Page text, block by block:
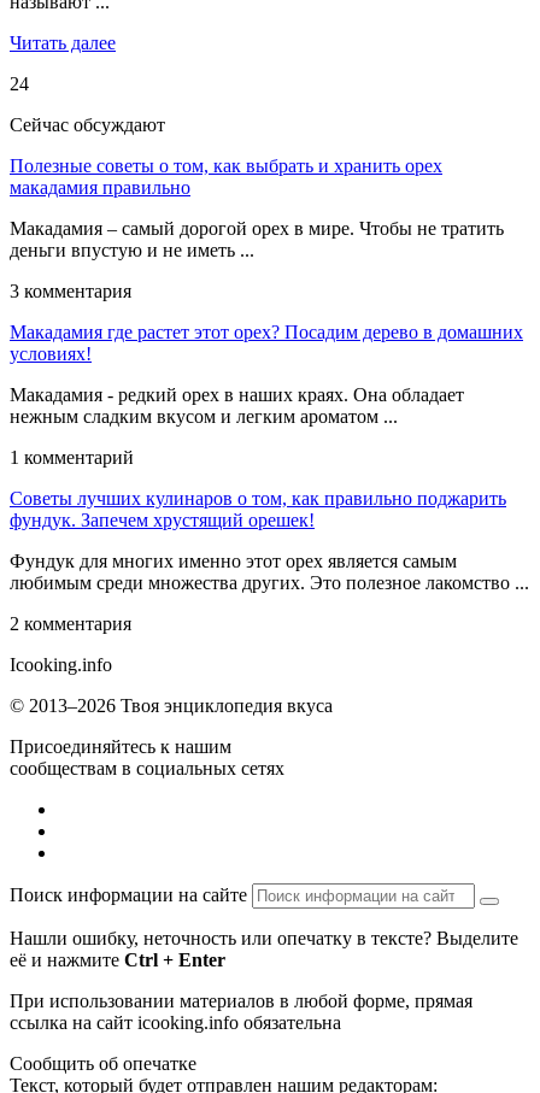
Читать далее
24
Сейчас обсуждают
Полезные советы о том, как выбрать и хранить орех
макадамия правильно
Макадамия – самый дорогой орех в мире. Чтобы не тратить
деньги впустую и не иметь ...
3 комментария
Макадамия где растет этот орех? Посадим дерево в домашних
условиях!
Макадамия - редкий орех в наших краях. Она обладает
нежным сладким вкусом и легким ароматом ...
1 комментарий
Советы лучших кулинаров о том, как правильно поджарить
фундук. Запечем хрустящий орешек!
Фундук для многих именно этот орех является самым
любимым среди множества других. Это полезное лакомство ...
2 комментария
Icooking.info
© 2013–2026 Твоя энциклопедия вкуса
Присоединяйтесь к нашим
сообществам в социальных сетях
Поиск информации на сайте
Нашли ошибку, неточность или опечатку в тексте? Выделите
её и нажмите Ctrl + Enter
При использовании материалов в любой форме, прямая
ссылка на сайт icooking.info обязательна
Сообщить об опечатке
Текст, который будет отправлен нашим редакторам: